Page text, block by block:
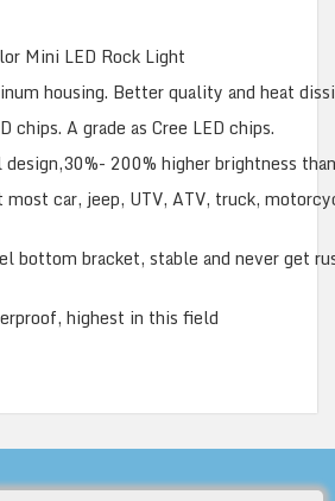
Mini LED Rock Light
housing. Better quality and heat
chips. A grade as Cree LED chips.
200% higher brightness
car, jeep, UTV, ATV, truck,
bottom bracket, stable and never get
highest in this field